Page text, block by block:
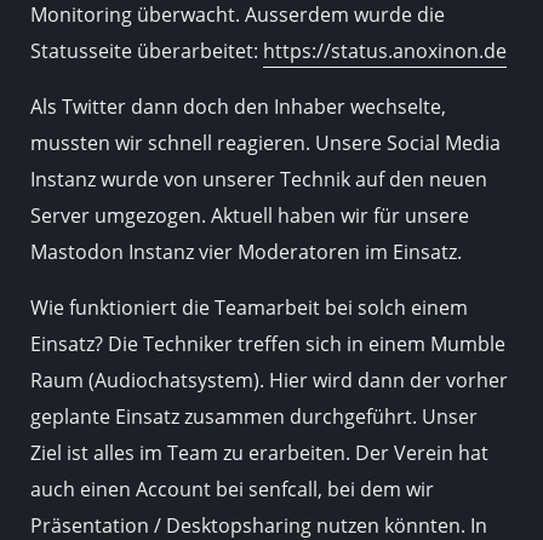
Monitoring überwacht. Ausserdem wurde die
Statusseite überarbeitet: https://status.anoxinon.de
Als Twitter dann doch den Inhaber wechselte,
mussten wir schnell reagieren. Unsere Social Media
Instanz wurde von unserer Technik auf den neuen
Server umgezogen. Aktuell haben wir für unsere
Mastodon Instanz vier Moderatoren im Einsatz.
Wie funktioniert die Teamarbeit bei solch einem
Einsatz? Die Techniker treffen sich in einem Mumble
Raum (Audiochatsystem). Hier wird dann der vorher
geplante Einsatz zusammen durchgeführt. Unser
Ziel ist alles im Team zu erarbeiten. Der Verein hat
auch einen Account bei senfcall, bei dem wir
Präsentation / Desktopsharing nutzen könnten. In